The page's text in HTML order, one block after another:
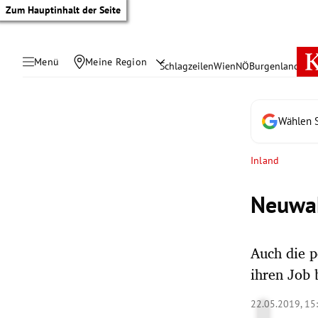
Zum Hauptinhalt der Seite
Menü Meine Region SchlagzeilenWienNÖBurgenland
Wählen
Inland
Auch die
ihren Job
22.05.2019,